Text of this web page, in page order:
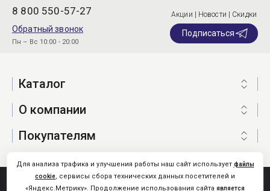
8 800 550-57-27
Обратный звонок
Пн – Вс 10:00 - 20:00
Акции | Новости | Скидки
Подписаться
Каталог
О компании
Покупателям
Nistone.Ru © 2026
Для анализа трафика и улучшения работы наш сайт использует файлы
cookie, сервисы сбора технических данных посетителей и
«Яндекс.Метрику». Продолжение использования сайта является